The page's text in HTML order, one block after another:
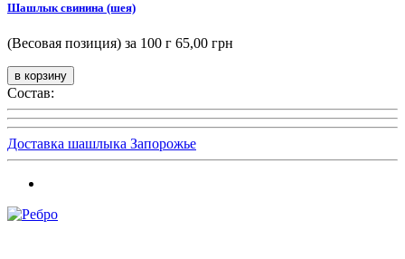
Шашлык свинина (шея)
(Весовая позиция) за 100 г 65,00 грн
Состав:
Доставка шашлыка Запорожье